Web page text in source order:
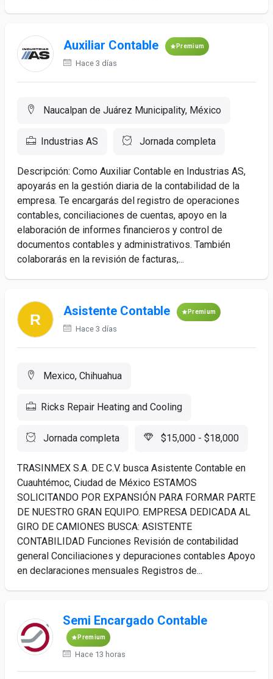
Auxiliar Contable Premium
Hace 3 días
Naucalpan de Juárez Municipality, México
Industrias AS Jornada completa
Descripción: Como Auxiliar Contable en Industrias AS,
apoyarás en la gestión diaria de la contabilidad de la
empresa. Te encargarás del registro de operaciones
contables, conciliaciones de cuentas, apoyo en la
elaboración de informes financieros y control de
documentos contables y administrativos. También
colaborarás en la revisión de facturas,...
Asistente Contable Premium
Hace 3 días
Mexico, Chihuahua
Ricks Repair Heating and Cooling
Jornada completa $15,000 - $18,000
TRASINMEX S.A. DE C.V. busca Asistente Contable en
Cuauhtémoc, Ciudad de México ESTAMOS
SOLICITANDO POR EXPANSIÓN PARA FORMAR PARTE
DE NUESTRO GRAN EQUIPO. EMPRESA DEDICADA AL
GIRO DE CAMIONES BUSCA: ASISTENTE
CONTABILIDAD Funciones Revisión de contabilidad
general Conciliaciones y depuraciones contables Apoyo
en declaraciones mensuales Registros de...
Semi Encargado Contable
Premium
Hace 13 horas